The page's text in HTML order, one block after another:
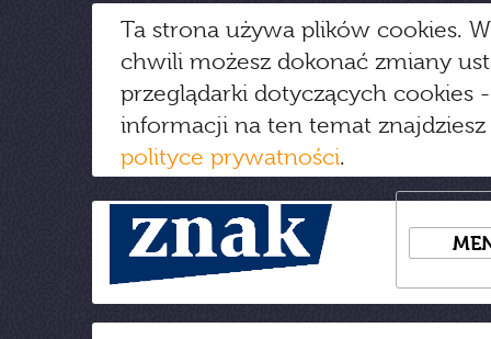
Ta strona używa plików cookies.
chwili możesz dokonać zmiany
przeglądarki dotyczących cookies
informacji na ten temat
polityce prywatności.